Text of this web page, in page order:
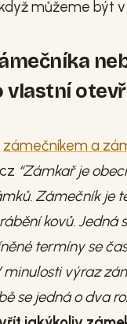
můžeme být
vlastní
zámečníkem a
“Zámkař je
Zámečník je
kovů.
termíny se
minulosti výraz
se jedná o dva